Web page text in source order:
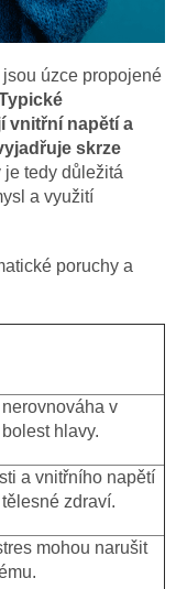
úzce propojené
vnitřní napětí a
skrze
je tedy důležitá
a využití
poruchy a
v
hlavy.
a vnitřního napětí
zdraví.
mohou narušit